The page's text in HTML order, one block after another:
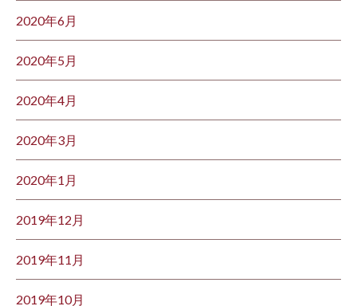
2020年6月
2020年5月
2020年4月
2020年3月
2020年1月
2019年12月
2019年11月
2019年10月